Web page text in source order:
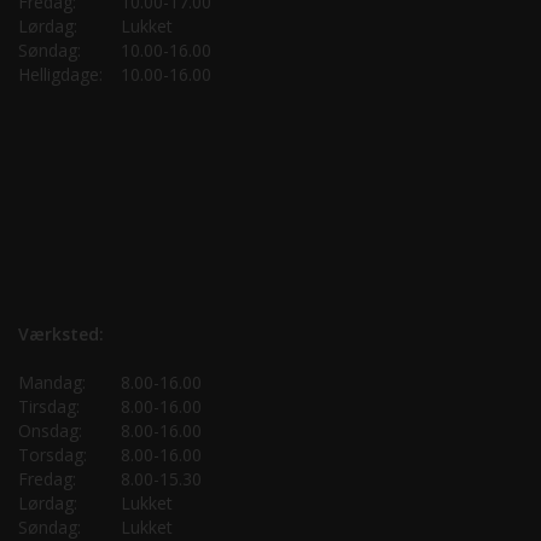
Lørdag:
Lukket
Søndag:
10.00-16.00
Helligdage:
10.00-16.00
Værksted:
Mandag:
8.00-16.00
Tirsdag:
8.00-16.00
Onsdag:
8.00-16.00
Torsdag:
8.00-16.00
Fredag:
8.00-15.30
Lørdag:
Lukket
Søndag:
Lukket